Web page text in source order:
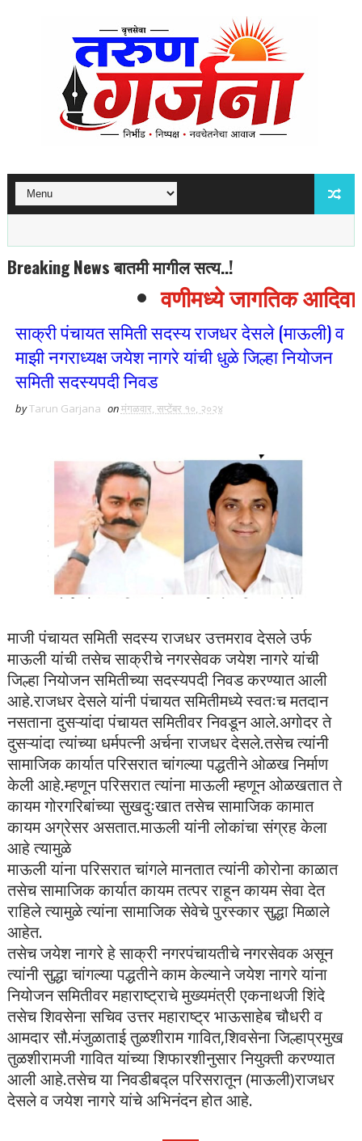
Breaking News बातमी मागील सत्य..!
वणीमध्ये जागतिक
साक्री पंचायत समिती सदस्य राजधर देसले (माऊली) व
माझी नगराध्यक्ष जयेश नागरे यांची धुळे जिल्हा नियोजन
समिती सदस्यपदी निवड
byTarun Garjana onमंगळवार, सप्टेंबर १०, २०२४
माजी पंचायत समिती सदस्य राजधर उत्तमराव देसले उर्फ
माऊली यांची तसेच साक्रीचे नगरसेवक जयेश नागरे यांची
जिल्हा नियोजन समितीच्या सदस्यपदी निवड करण्यात आली
आहे.राजधर देसले यांनी पंचायत समितीमध्ये स्वतःच मतदान
नसताना दुसऱ्यांदा पंचायत समितीवर निवडून आले.अगोदर ते
दुसऱ्यांदा त्यांच्या धर्मपत्नी अर्चना राजधर देसले.तसेच त्यांनी
सामाजिक कार्यात परिसरात चांगल्या पद्धतीने ओळख निर्माण
केली आहे.म्हणून परिसरात त्यांना माऊली म्हणून ओळखतात ते
कायम गोरगरिबांच्या सुखदुःखात तसेच सामाजिक कामात
कायम अग्रेसर असतात.माऊली यांनी लोकांचा संग्रह केला
आहे त्यामुळे
माऊली यांना परिसरात चांगले मानतात त्यांनी कोरोना काळात
तसेच सामाजिक कार्यात कायम तत्पर राहून कायम सेवा देत
राहिले त्यामुळे त्यांना सामाजिक सेवेचे पुरस्कार सुद्धा मिळाले
आहेत.
तसेच जयेश नागरे हे साक्री नगरपंचायतीचे नगरसेवक असून
त्यांनी सुद्धा चांगल्या पद्धतीने काम केल्याने जयेश नागरे यांना
नियोजन समितीवर महाराष्ट्राचे मुख्यमंत्री एकनाथजी शिंदे
तसेच शिवसेना सचिव उत्तर महाराष्ट्र भाऊसाहेब चौधरी व
आमदार सौ.मंजुळाताई तुळशीराम गावित,शिवसेना जिल्हाप्रमुख
तुळशीरामजी गावित यांच्या शिफारशीनुसार नियुक्ती करण्यात
आली आहे.तसेच या निवडीबद्ल परिसरातून (माऊली)राजधर
देसले व जयेश नागरे यांचे अभिनंदन होत आहे.